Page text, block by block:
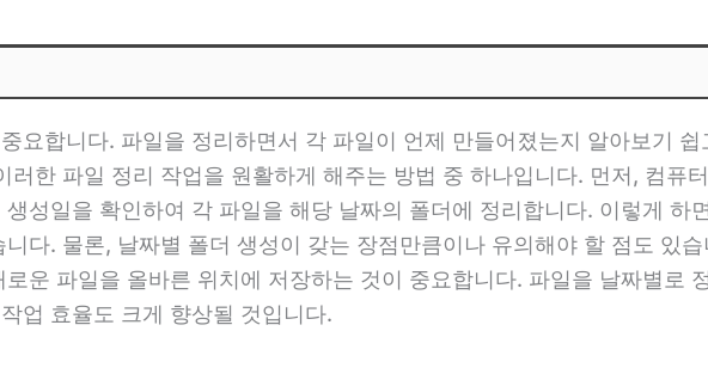
요합니다. 파일을 정리하면서 각 파일이 언제 만들어졌는지 알아보기 쉽
한 파일 정리 작업을 원활하게 해주는 방법 중 하나입니다. 먼저, 컴퓨
성일을 확인하여 각 파일을 해당 날짜의 폴더에 정리합니다. 이렇게 하
다. 물론, 날짜별 폴더 생성이 갖는 장점만큼이나 유의해야 할 점도 있
운 파일을 올바른 위치에 저장하는 것이 중요합니다. 파일을 날짜별로
업 효율도 크게 향상될 것입니다.